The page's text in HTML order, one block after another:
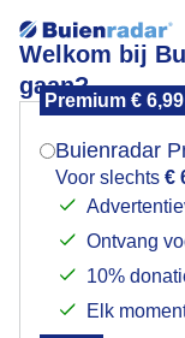
Welkom bij
gaan?
Premium €
Buienradar
Voor slechts €
Ontvang
10%
Elk
Zonsondergang
Mogen we
Indien je hier
verschijnt er